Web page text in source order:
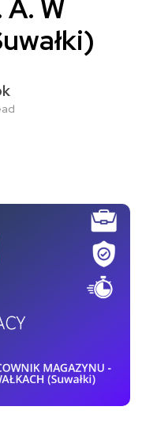
A. W